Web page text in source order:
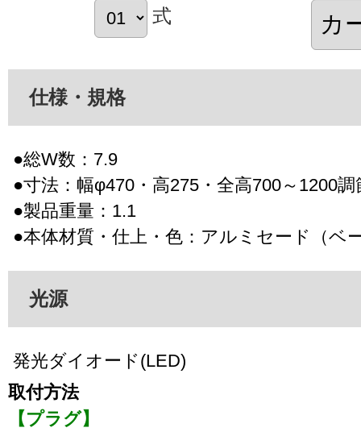
式
仕様・規格
●総W数：7.9
●寸法：幅φ470・高275・全高700～1200調
●製品重量：1.1
●本体材質・仕上・色：アルミセード（ベ
光源
発光ダイオード(LED)
取付方法
【プラグ】